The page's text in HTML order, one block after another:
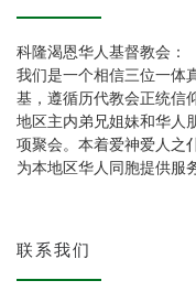
科隆渴恩华人基督教会：
我们是一个相信三位一体
基，遵循历代教会正统信
地区主内弟兄姐妹和华人
项聚会。本着爱神爱人之
为本地区华人同胞提供服务
联系我们